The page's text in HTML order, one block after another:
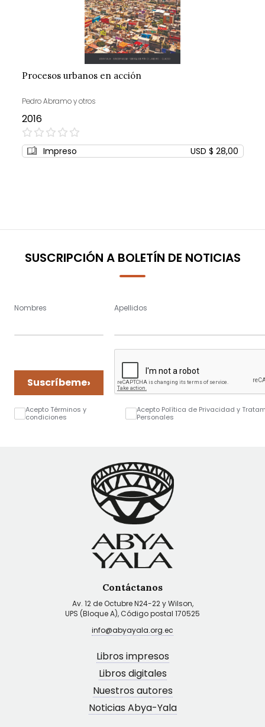
Procesos urbanos en acción
Pedro Abramo y otros
2016
0%
Impreso USD $ 28,00
SUSCRIPCIÓN A BOLETÍN DE NOTICIAS
Nombres Apellidos
Suscríbeme›
Acepto Términos y
condiciones
Acepto Política de Privacidad y
Personales
Contáctanos
Av. 12 de Octubre N24-22 y Wilson,
UPS (Bloque A), Código postal 170525
info@abyayala.org.ec
Libros impresos
Libros digitales
Nuestros autores
Noticias Abya-Yala